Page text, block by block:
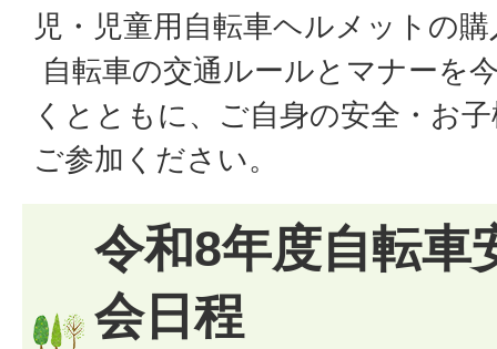
児・児童用自転車ヘルメットの
自転車の交通ルールとマナーを
くとともに、ご自身の安全・お
ご参加ください。
令和8年度自転車
会日程